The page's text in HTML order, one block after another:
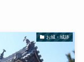
お城・城跡